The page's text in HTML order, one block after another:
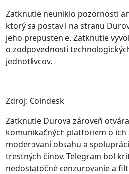
Zatknutie neuniklo pozornosti
ktorý sa postavil na stranu
jeho prepustenie. Zatknutie
o zodpovednosti
jednotlivcov.
Zdroj: Coindesk
Zatknutie Durova zároveň
komunikačných platforiem o
moderovaní obsahu a
trestných činov. Telegram bol
nedostatočné cenzurovanie a